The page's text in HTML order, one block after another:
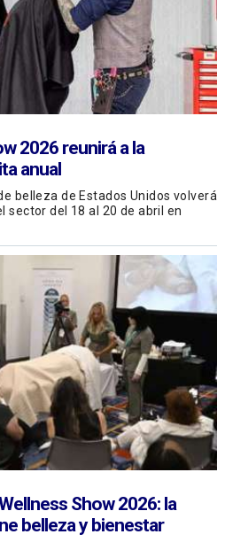
2026 reunirá a la
anual
belleza de Estados Unidos volverá
sector del 18 al 20 de abril en
Show 2026: la
belleza y bienestar